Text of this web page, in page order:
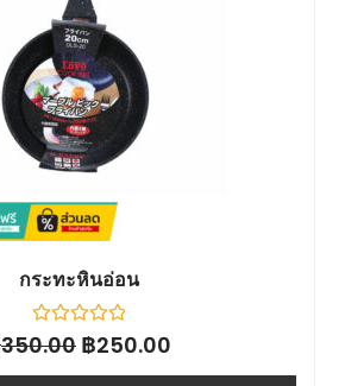
กระทะหินอ่อน
Rated
0
350.00 ฿250.00